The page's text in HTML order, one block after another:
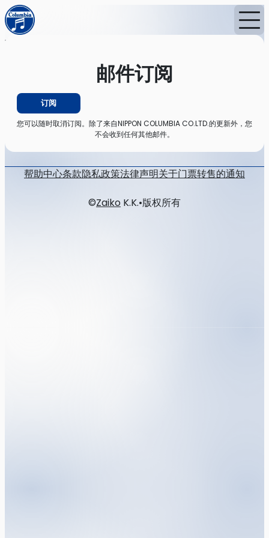
首页
邮件订阅
订阅
您可以随时取消订阅。除了来自NIPPON COLUMBIA CO.LTD.的更新外，您
不会收到任何其他邮件。
帮助中心条款隐私政策法律声明关于门票转售的通知
©Zaiko K.K.•版权所有